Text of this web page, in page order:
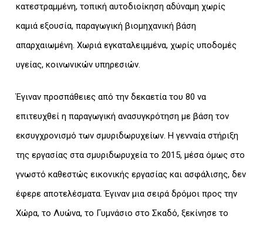
κατεστραμμένη, τοπική αυτοδιοίκηση αδύναμη χωρίς
καμιά εξουσία, παραγωγική βιομηχανική βάση
απαρχαιωμένη. Χωριά εγκαταλειμμένα, χωρίς υποδομές
υγείας, κοινωνικών υπηρεσιών.
Έγιναν προσπάθειες από την δεκαετία του 80 να
επιτευχθεί η παραγωγική ανασυγκρότηση με βάση τον
εκσυγχρονισμό των σμυριδωρυχείων. Η γενναία στήριξη
της εργασίας στα σμυριδωρυχεία το 2015, μέσα όμως στο
γνωστό καθεστώς εικονικής εργασίας και ασφάλισης, δεν
έφερε αποτελέσματα. Έγιναν μια σειρά δρόμοι προς την
Χώρα, το Λυώνα, το Γυμνάσιο στο Σκαδό, ξεκίνησε το